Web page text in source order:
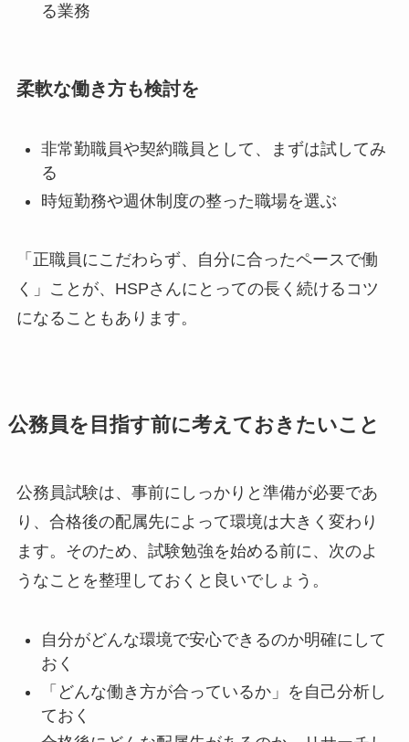
る業務
柔軟な働き方も検討を
非常勤職員や契約職員として、まずは試してみ
る
時短勤務や週休制度の整った職場を選ぶ
「正職員にこだわらず、自分に合ったペースで働
く」ことが、HSPさんにとっての長く続けるコツ
になることもあります。
公務員を目指す前に考えておきたいこと
公務員試験は、事前にしっかりと準備が必要であ
り、合格後の配属先によって環境は大きく変わり
ます。そのため、試験勉強を始める前に、次のよ
うなことを整理しておくと良いでしょう。
自分がどんな環境で安心できるのか明確にして
おく
「どんな働き方が合っているか」を自己分析し
ておく